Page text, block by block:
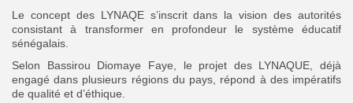
Le concept des LYNAQE s’inscrit dans la vision des autorités
consistant à transformer en profondeur le système éducatif
sénégalais.
Selon Bassirou Diomaye Faye, le projet des LYNAQUE, déjà
engagé dans plusieurs régions du pays, répond à des impératifs
de qualité et d’éthique.